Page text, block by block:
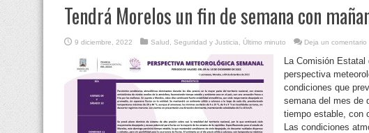
Tendrá Morelos un fin de semana con
9 diciembre, 2022 Salud Seguridad y Justicia Último minuto Deja un comentario
La Comisión
perspectiva
condiciones que
semana del mes de
tiempo estable, con
Las condiciones